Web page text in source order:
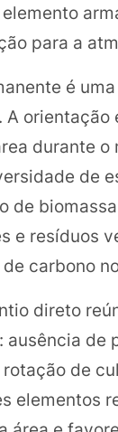
para a
é
A orientação
durante o
de
de
e resíduos
carbono
direto
de
de
elementos